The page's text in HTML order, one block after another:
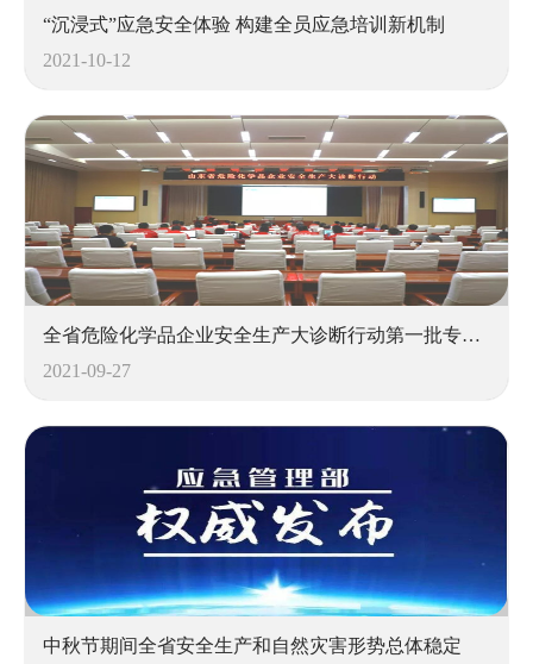
特殊作业监控
人员定位实时监控
设备生命周期动态监控
重大危险源实时监控
设备及工艺优化监控
安、消、环一体化监控
粉尘涉爆监控
“沉浸式”应急安全体验 构建全员应急培训新机制
2021-10-12
全省危险化学品企业安全生产大诊断行动第一批专家培训会召开
2021-09-27
中秋节期间全省安全生产和自然灾害形势总体稳定